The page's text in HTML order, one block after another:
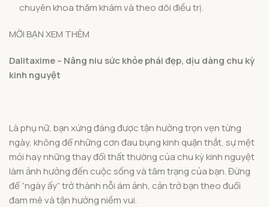
chuyên khoa thăm khám và theo dõi điều trị.
MỜI BẠN XEM THÊM
Dalitaxime – Nâng niu sức khỏe phái đẹp, dịu dàng chu kỳ
kinh nguyệt
Là phụ nữ, bạn xứng đáng được tận hưởng trọn vẹn từng
ngày, không để những cơn đau bụng kinh quặn thắt, sự mệt
mỏi hay những thay đổi thất thường của chu kỳ kinh nguyệt
làm ảnh hưởng đến cuộc sống và tâm trạng của bạn. Đừng
để “ngày ấy” trở thành nỗi ám ảnh, cản trở bạn theo đuổi
đam mê và tận hưởng niềm vui.